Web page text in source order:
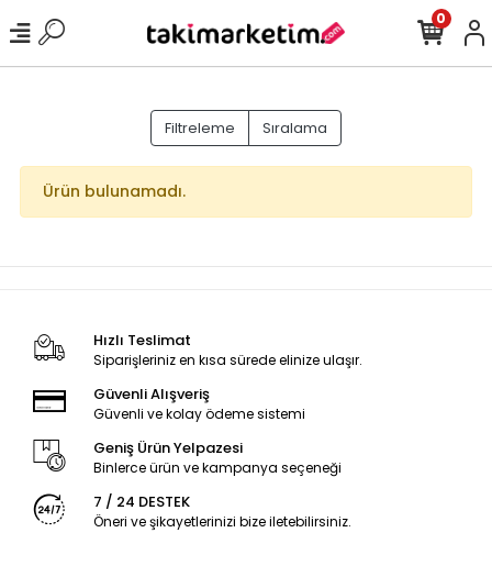
0
Filtreleme Sıralama
Ürün bulunamadı.
Hızlı Teslimat
Siparişleriniz en kısa sürede elinize ulaşır.
Güvenli Alışveriş
Güvenli ve kolay ödeme sistemi
Geniş Ürün Yelpazesi
Binlerce ürün ve kampanya seçeneği
7 / 24 DESTEK
Öneri ve şikayetlerinizi bize iletebilirsiniz.